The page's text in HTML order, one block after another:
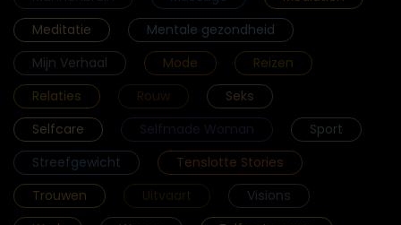
Meditatie
Mentale gezondheid
Mijn Verhaal
Mode
Reizen
Relaties
Rouw
Seks
Selfcare
Selfmade Woman
Sport
Streefgewicht
Tenslotte Stories
Trouwen
Uitvaart
Visions